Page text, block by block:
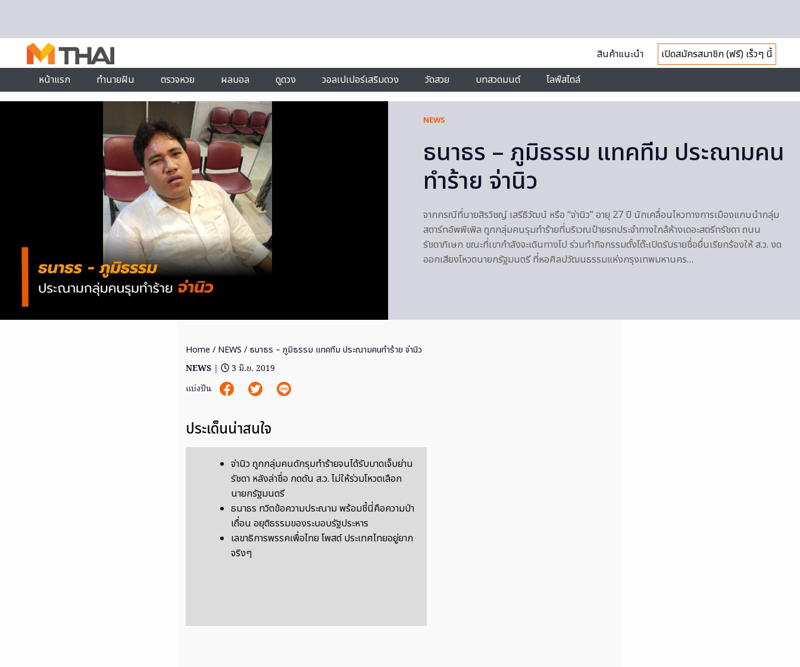
สินค้าแนะนำ
เปิดสมัครสมาชิก (ฟรี) เร็วๆ นี้
หน้าแรก
ทำนายฝัน ตรวจหวย ผลบอล ดูดวง วอลเปเปอร์เสริมดวง วัดสวย บทสวดมนต์ ไลฟ์สไตล์
NEWS
ธนาธร – ภูมิธรรม แทคทีม ประณามคน
ทำร้าย จ่านิว
จากกรณีที่นายสิรวิชญ์ เสรีธิวัฒน์ หรือ “จ่านิว” อายุ 27 ปี นักเคลื่อนไหวทางการเมืองแกนนำกลุ่ม
สตาร์ทอัพพีเพิล ถูกกลุ่มคนรุมทำร้ายที่บริเวณป้ายรถประจำทางใกล้ห้างเดอะสตรีทรัชดา ถนน
รัชดาภิเษก ขณะที่เขากำลังจะเดินทางไป ร่วมทำกิจกรรมตั้งโต๊ะเปิดรับรายชื่อยื่นเรียกร้องให้ ส.ว. งด
ออกเสียงโหวตนายกรัฐมนตรี ที่หอศิลปวัฒนธรรมแห่งกรุงเทพมหานคร…
Home / NEWS / ธนาธร – ภูมิธรรม แทคทีม ประณามคนทำร้าย จ่านิว
NEWS |
3 มิ.ย. 2019
แบ่งปัน
ประเด็นน่าสนใจ
จ่านิว ถูกกลุ่มคนดักรุมทำร้ายจนได้รับบาดเจ็บย่าน
รัชดา หลังล่าชื่อ กดดัน ส.ว. ไม่ให้ร่วมโหวตเลือก
นายกรัฐมนตรี
ธนาธร ทวิตข้อความประณาม พร้อมชี้นี่คือความป่า
เถื่อน อยุติธรรมของระบอบรัฐประหาร
เลขาธิการพรรคเพื่อไทย โพสต์ ประเทศไทยอยู่ยาก
จริงๆ